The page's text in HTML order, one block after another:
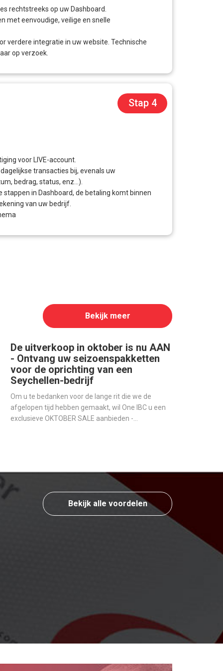
rechtstreeks op uw Dashboard.
met eenvoudige, veilige en snelle
verdere integratie in uw website. Technische
op verzoek.
Stap 4
voor LIVE-account.
transacties bij, evenals uw
bedrag, status, enz…).
stappen in Dashboard, de betaling komt binnen
van uw bedrijf.
De uitverkoop in oktober is nu AAN
- Ontvang uw seizoenspakketten
voor de oprichting van een
Seychellen-bedrijf
Om u te bedanken voor de lange rit die we de
afgelopen tijd hebben gemaakt, wil One IBC u een
exclusieve OKTOBER SALE aanbieden -
Bekijk meer
Bekijk alle voordelen